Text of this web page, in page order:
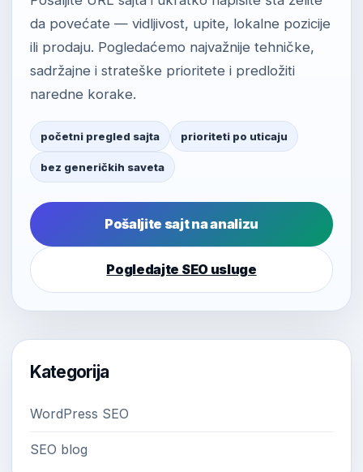
da povećate — vidljivost, upite, lokalne pozicije
ili prodaju. Pogledaćemo najvažnije tehničke,
sadržajne i strateške prioritete i predložiti
naredne korake.
početni pregled sajta prioriteti po uticaju
bez generičkih saveta
Pošaljite sajt na analizu
Pogledajte SEO usluge
Kategorija
WordPress SEO
SEO blog